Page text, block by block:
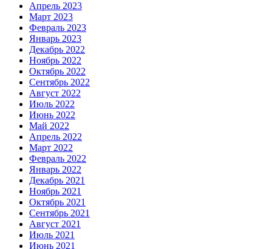
Апрель 2023
Март 2023
Февраль 2023
Январь 2023
Декабрь 2022
Ноябрь 2022
Октябрь 2022
Сентябрь 2022
Август 2022
Июль 2022
Июнь 2022
Май 2022
Апрель 2022
Март 2022
Февраль 2022
Январь 2022
Декабрь 2021
Ноябрь 2021
Октябрь 2021
Сентябрь 2021
Август 2021
Июль 2021
Июнь 2021